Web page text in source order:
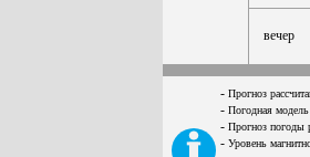
вечер
- Прогноз
- Погодная
- Прогноз погоды
- Уровень